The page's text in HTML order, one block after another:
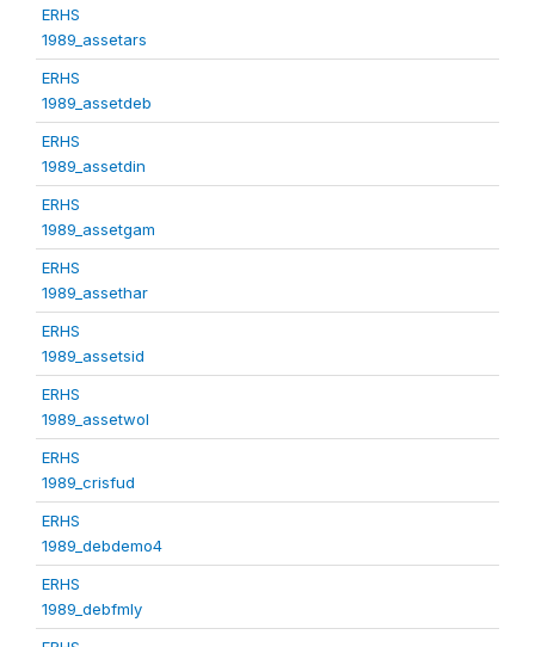
ERHS
1989_assetars
ERHS
1989_assetdeb
ERHS
1989_assetdin
ERHS
1989_assetgam
ERHS
1989_assethar
ERHS
1989_assetsid
ERHS
1989_assetwol
ERHS
1989_crisfud
ERHS
1989_debdemo4
ERHS
1989_debfmly